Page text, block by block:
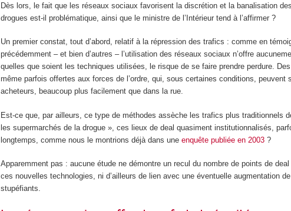
Dès lors, le fait que les réseaux sociaux favorisent la discrétion et la banalisation
drogues est-il problématique, ainsi que le ministre de l’Intérieur tend à l’affirmer ?
Un premier constat, tout d’abord, relatif à la répression des trafics : comme en
précédemment – et bien d’autres – l’utilisation des réseaux sociaux n’offre
quelles que soient les techniques utilisées, le risque de se faire prendre perdure.
même parfois offertes aux forces de l’ordre, qui, sous certaines conditions, peuvent
acheteurs, beaucoup plus facilement que dans la rue.
Est-ce que, par ailleurs, ce type de méthodes assèche les trafics plus traditionnels
les supermarchés de la drogue », ces lieux de deal quasiment institutionnalisés,
longtemps, comme nous le montrions déjà dans uneenquête publiée en 2003 ?
Apparemment pas : aucune étude ne démontre un recul du nombre de points de
ces nouvelles technologies, ni d’ailleurs de lien avec une éventuelle augmentation
stupéfiants.